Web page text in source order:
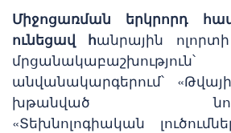
Միջոցառման երկրորդ
ունեցավ հանրային
անվանակարգերում՝
խթանված
«Տեխնոլոգիական